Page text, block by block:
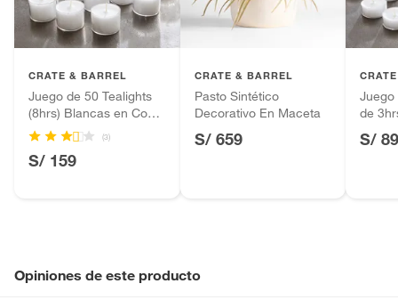
Alto 5cm
Incluye No aplica
Pinturas de color a pedido.
Plantas.
Productos que hayan sido previamente instalados.
Baterías de auto.
Motocicletas y bicicletas motorizadas.
Licores y cigarros electrónicos.
CRATE & BARREL
Juego de 50 Tealights
(8hrs) Blancas en Copa
Transparente
(3)
S/ 159
CRATE & BARREL
Pasto Sintético
Decorativo En Maceta
S/ 659
Juego
de
Copa
S/
Opiniones de este producto